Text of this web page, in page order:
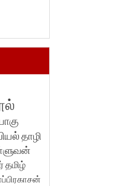
தாழி
தமிழ்